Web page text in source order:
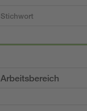
Arbeitsbereich